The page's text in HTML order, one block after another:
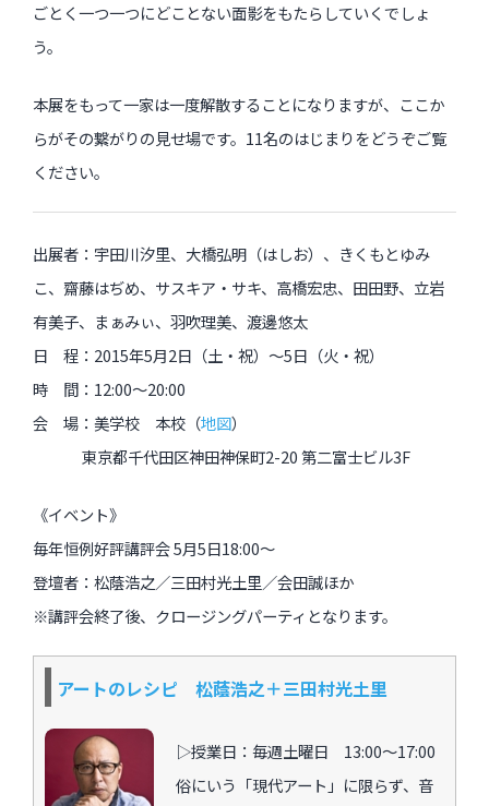
ごとく一つ一つにどことない面影をもたらしていくでしょ
う。
本展をもって一家は一度解散することになりますが、ここか
らがその繋がりの見せ場です。11名のはじまりをどうぞご覧
ください。
出展者：宇田川汐里、大橋弘明（はしお）、きくもとゆみ
こ、齋藤はぢめ、サスキア・サキ、高橋宏忠、田田野、立岩
有美子、まぁみぃ、羽吹理美、渡邊悠太
日 程：2015年5月2日（土・祝）〜5日（火・祝）
時 間：12:00〜20:00
会 場：美学校 本校（地図）
東京都千代田区神田神保町2-20 第二富士ビル3F
《イベント》
毎年恒例好評講評会 5月5日18:00〜
登壇者：松蔭浩之／三田村光土里／会田誠ほか
※講評会終了後、クロージングパーティとなります。
アートのレシピ 松蔭浩之＋三田村光土里
▷授業日：毎週土曜日 13:00〜17:00
俗にいう「現代アート」に限らず、音